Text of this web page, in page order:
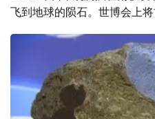
飞到地球的陨石。世博会上将